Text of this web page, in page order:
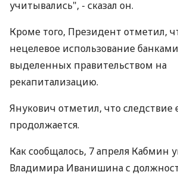
учитывались", - сказал он.
Кроме того, Президент отметил,
нецелевое использование
выделенных правительством на
рекапитализацию.
Янукович отметил, что следствие
продолжается.
Как сообщалось, 7 апреля Кабмин
Владимира Иванишина с